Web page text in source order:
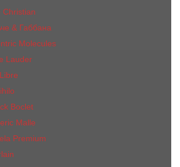
& Габбана
Molecules
Lаudеr
Boclet
Mаlle
Premium